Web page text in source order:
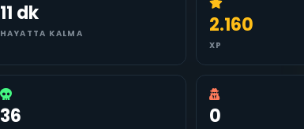
11 dk
HAYATTA KALMA 2.160
XP
36 0